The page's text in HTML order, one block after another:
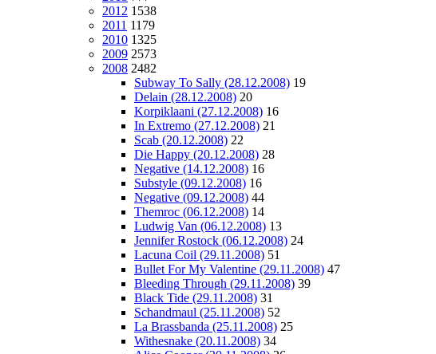
2012 1538
2011 1179
2010 1325
2009 2573
2008 2482
Subway To Sally (28.12.2008) 19
Delain (28.12.2008) 20
Korpiklaani (27.12.2008) 16
In Extremo (27.12.2008) 21
Scab (20.12.2008) 22
Die Happy (20.12.2008) 28
Negative (14.12.2008) 16
Substyle (09.12.2008) 16
Negative (09.12.2008) 44
Themroc (06.12.2008) 14
Ludwig Van (06.12.2008) 13
Jennifer Rostock (06.12.2008) 24
Lacuna Coil (29.11.2008) 51
Bullet For My Valentine (29.11.2008) 47
Bleeding Through (29.11.2008) 39
Black Tide (29.11.2008) 31
Schandmaul (25.11.2008) 52
La Brassbanda (25.11.2008) 25
Withesnake (20.11.2008) 34